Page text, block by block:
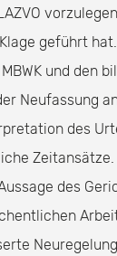
geführt
und den
Neufassung
des
des